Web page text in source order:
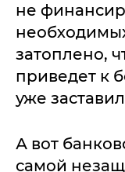
не
затоплено,
приведет к
уже
А вот
самой